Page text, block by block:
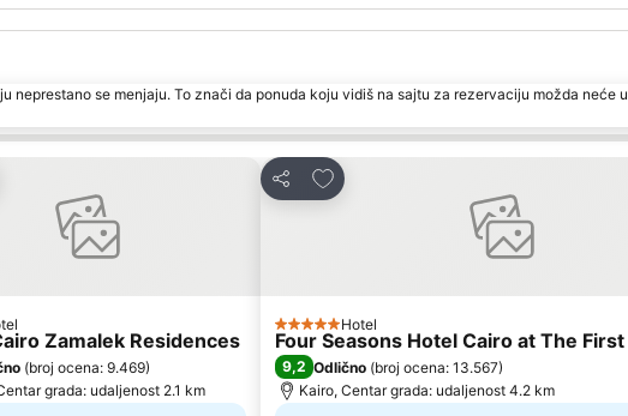
neprestano se menjaju. To znači da ponuda koju vidiš na sajtu za rezervaciju možda neće
u favorite
Zamalek Residences
(broj ocena: 9.469)
grada: udaljenost 2.1 km
Deli
Dodati u favorite
5 Zvezdice
Hotel
Four Seasons Hotel Cairo at The
9,2 Odlično (broj ocena: 13.567)
Kairo, Centar grada: udaljenost 4.2 km